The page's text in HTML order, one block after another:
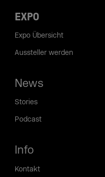
EXPO
Expo Übersicht
Aussteller werden
News
Stories
Podcast
Info
Kontakt